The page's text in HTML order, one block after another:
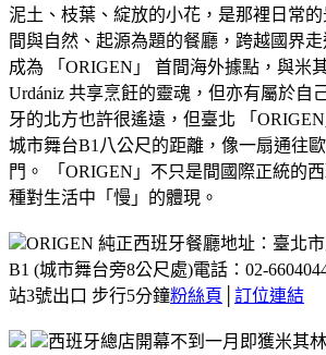
泥土、枝葉、綻放的小花，是那裡日常的
間與自然、起源為題的餐廳，跨越國界走
成為 「ORIGEN」 首間海外據點，與米
Urdániz 共享烹飪的靈魂，但亦有屬於自
牙的北方也許很遙遠，但臺北 「
城市舞台B1八公尺的距離，像一扇通往
門。
「ORIGEN」不只是間國際正統的
種對生活中「慢」的體現。
ORIGEN 純正西班牙餐廳地址：臺北
B1 (城市舞台旁8公尺處)電話：02-
站3號出口 步行5分鐘粉絲頁 訂位連結
西班牙總店開幕不到一月即獲米其